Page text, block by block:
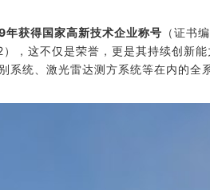
年获得国家高新技术企业称号 （证书
这不仅是荣誉，更是其持续创新能
系统、激光雷达测方系统等在内的全